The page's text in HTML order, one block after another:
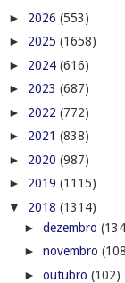
► 2026 (553)
► 2025 (1658)
► 2024 (616)
► 2023 (687)
► 2022 (772)
► 2021 (838)
► 2020 (987)
► 2019 (1115)
▼ 2018 (1314)
► dezembro
► novembro
► outubro (102)